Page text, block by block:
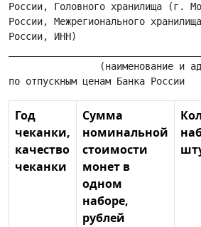
России, Головного хранилища (г.
России, Межрегионального
России, ИНН)
(наименование и
Год
чеканки,
качество
чеканки
Сумма
номинальной
стоимости
монет в
одном
наборе,
рублей